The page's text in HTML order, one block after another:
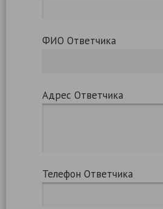
ФИО Ответчика
Адрес Ответчика
Телефон Ответчика